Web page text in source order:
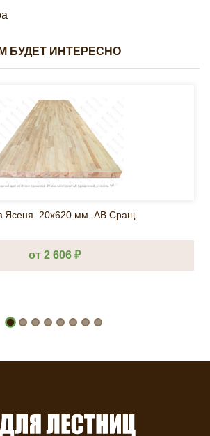
БУДЕТ ИНТЕРЕСНО
Ясеня. 20х620 мм. AB Сращ.
от 2 606 ₽